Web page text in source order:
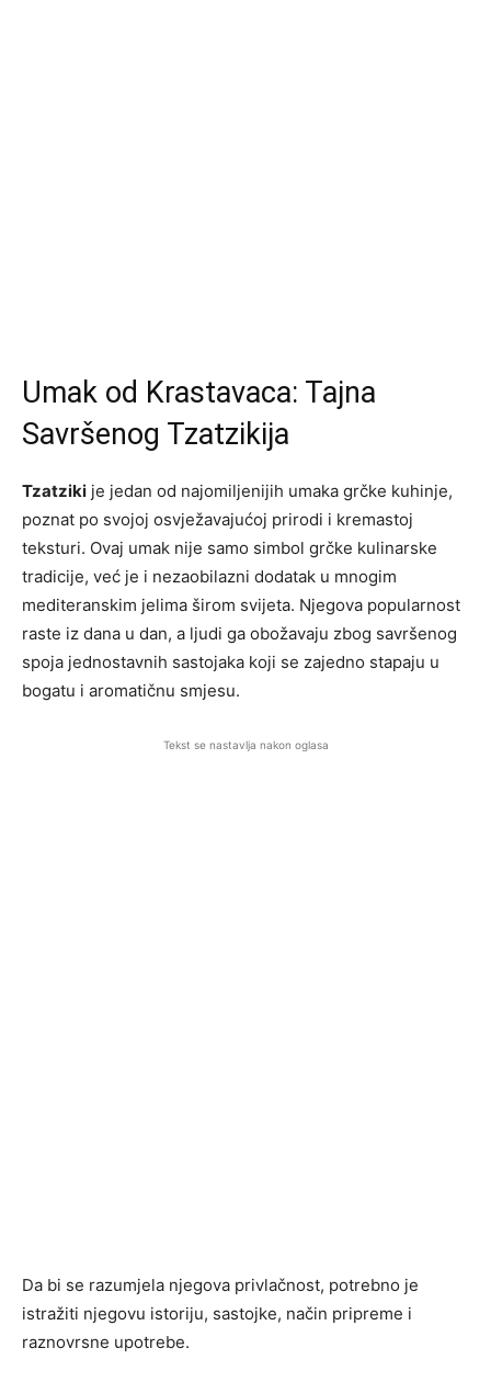
Umak od Krastavaca: Tajna
Savršenog Tzatzikija
Tzatziki je jedan od najomiljenijih umaka grčke kuhinje,
poznat po svojoj osvježavajućoj prirodi i kremastoj
teksturi. Ovaj umak nije samo simbol grčke kulinarske
tradicije, već je i nezaobilazni dodatak u mnogim
mediteranskim jelima širom svijeta. Njegova popularnost
raste iz dana u dan, a ljudi ga obožavaju zbog savršenog
spoja jednostavnih sastojaka koji se zajedno stapaju u
bogatu i aromatičnu smjesu.
Tekst se nastavlja nakon oglasa
Da bi se razumjela njegova privlačnost, potrebno je
istražiti njegovu istoriju, sastojke, način pripreme i
raznovrsne upotrebe.